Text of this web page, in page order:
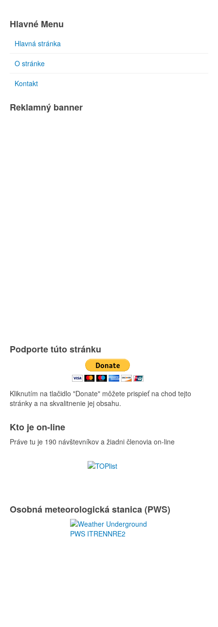
Hlavné Menu
Hlavná stránka
O stránke
Kontakt
Reklamný banner
Podporte túto stránku
Kliknutím na tlačidlo "Donate" môžete prispieť na chod tejto
stránky a na skvalitnenie jej obsahu.
Kto je on-line
Práve tu je 190 návštevníkov a žiadni členovia on-line
Osobná meteorologická stanica (PWS)